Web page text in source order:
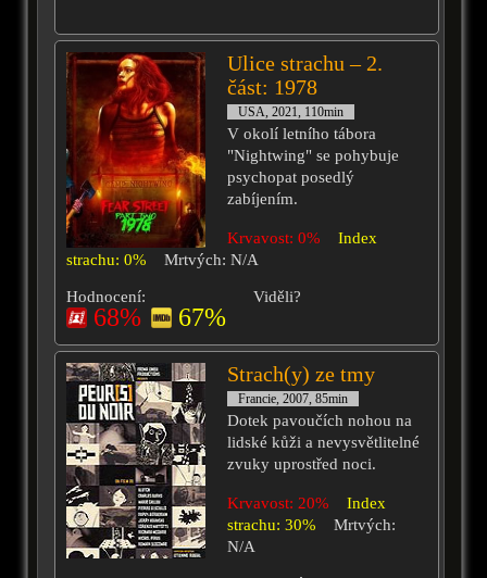
Ulice strachu – 2.
část: 1978
USA, 2021, 110min
V okolí letního tábora
"Nightwing" se pohybuje
psychopat posedlý
zabíjením.
Krvavost: 0%
Index
strachu: 0%
Mrtvých: N/A
Hodnocení:
68% 67%
Viděli?
Strach(y) ze tmy
Francie, 2007, 85min
Dotek pavoučích nohou na
lidské kůži a nevysvětlitelné
zvuky uprostřed noci.
Krvavost: 20%
Index
strachu: 30%
Mrtvých:
N/A